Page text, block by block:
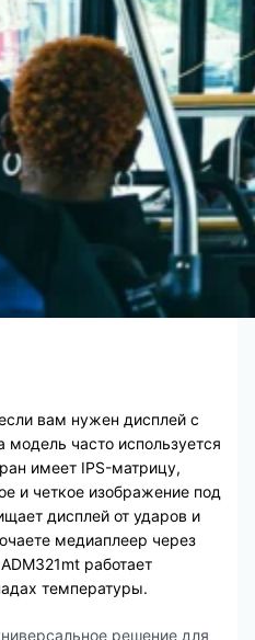
вам нужен дисплей с
часто используется
имеет IPS-матрицу,
и четкое изображение под
дисплей от ударов и
медиаплеер через
работает
температуры.
решение для